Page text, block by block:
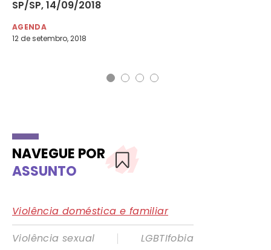
SP/SP, 14/09/2018
AGENDA
12 de setembro, 2018
NAVEGUE POR
ASSUNTO
Violência doméstica e familiar
Violência sexual
|
LGBTIfobia